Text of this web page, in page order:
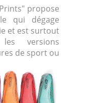
propose
qui dégage
et est surtout
versions
de sport ou